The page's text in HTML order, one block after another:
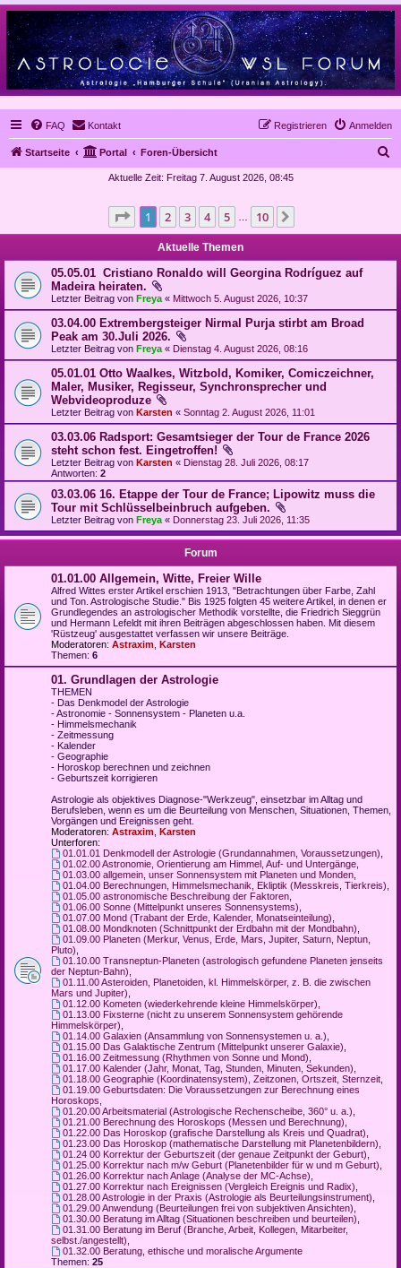
FAQ Kontakt Anmelden
Registrieren
Startseite Portal Foren-Übersicht
e
Aktuelle Zeit: Freitag 7. August 2026, 08:45
Seite 1von 10
1 2 3 4 5 10
Aktuelle Themen
05.05.01 Cristiano Ronaldo will Georgina Rodríguez auf
Madeira heiraten.
Letzter Beitrag von Freya « Mittwoch 5. August 2026, 10:37
03.04.00 Extrembergsteiger Nirmal Purja stirbt am Broad
Peak am 30.Juli 2026.
Letzter Beitrag von Freya « Dienstag 4. August 2026, 08:16
05.01.01 Otto Waalkes, Witzbold, Komiker, Comiczeichner,
Maler, Musiker, Regisseur, Synchronsprecher und
Webvideoproduze
Letzter Beitrag von Karsten « Sonntag 2. August 2026, 11:01
03.03.06 Radsport: Gesamtsieger der Tour de France 2026
steht schon fest. Eingetroffen!
Letzter Beitrag von Karsten « Dienstag 28. Juli 2026, 08:17
Antworten: 2
03.03.06 16. Etappe der Tour de France; Lipowitz muss die
Tour mit Schlüsselbeinbruch aufgeben.
Letzter Beitrag von Freya « Donnerstag 23. Juli 2026, 11:35
Forum
01.01.00 Allgemein, Witte, Freier Wille
Alfred Wittes erster Artikel erschien 1913, "Betrachtungen über Farbe, Zahl
und Ton. Astrologische Studie." Bis 1925 folgten 45 weitere Artikel, in denen er
Grundlegendes an astrologischer Methodik vorstellte, die Friedrich Sieggrün
und Hermann Lefeldt mit ihren Beiträgen abgeschlossen haben. Mit diesem
'Rüstzeug' ausgestattet verfassen wir unsere Beiträge.
Moderatoren: Astraxim Karsten
Themen: 6
01. Grundlagen der Astrologie
THEMEN
- Das Denkmodel der Astrologie
- Astronomie - Sonnensystem - Planeten u.a.
- Himmelsmechanik
- Zeitmessung
- Kalender
- Geographie
- Horoskop berechnen und zeichnen
- Geburtszeit korrigieren
Astrologie als objektives Diagnose-"Werkzeug", einsetzbar im Alltag und
Berufsleben, wenn es um die Beurteilung von Menschen, Situationen, Themen,
Vorgängen und Ereignissen geht.
Moderatoren: Astraxim Karsten
Unterforen:
01.01.01 Denkmodell der Astrologie (Grundannahmen, Voraussetzungen)
01.02.00 Astronomie, Orientierung am Himmel, Auf- und Untergänge,
01.03.00 allgemein, unser Sonnensystem mit Planeten und Monden,
01.04.00 Berechnungen, Himmelsmechanik, Ekliptik (Messkreis, Tierkreis)
01.05.00 astronomische Beschreibung der Faktoren,
01.06.00 Sonne (Mittelpunkt unseres Sonnensystems)
01.07.00 Mond (Trabant der Erde, Kalender, Monatseinteilung)
01.08.00 Mondknoten (Schnittpunkt der Erdbahn mit der Mondbahn)
01.09.00 Planeten (Merkur, Venus, Erde, Mars, Jupiter, Saturn, Neptun,
Pluto)
01.10.00 Transneptun-Planeten (astrologisch gefundene Planeten jenseits
der Neptun-Bahn)
01.11.00 Asteroiden, Planetoiden, kl. Himmelskörper, z. B. die zwischen
Mars und Jupiter)
01.12.00 Kometen (wiederkehrende kleine Himmelskörper)
01.13.00 Fixsterne (nicht zu unserem Sonnensystem gehörende
Himmelskörper)
01.14.00 Galaxien (Ansammlung von Sonnensystemen u. a.)
01.15.00 Das Galaktische Zentrum (Mittelpunkt unserer Galaxie)
01.16.00 Zeitmessung (Rhythmen von Sonne und Mond)
01.17.00 Kalender (Jahr, Monat, Tag, Stunden, Minuten, Sekunden)
01.18.00 Geographie (Koordinatensystem), Zeitzonen, Ortszeit, Sternzeit,
01.19.00 Geburtsdaten: Die Voraussetzungen zur Berechnung eines
Horoskops
01.20.00 Arbeitsmaterial (Astrologische Rechenscheibe, 360° u. a.)
01.21.00 Berechnung des Horoskops (Messen und Berechnung)
01.22.00 Das Horoskop (grafische Darstellung als Kreis und Quadrat)
01.23.00 Das Horoskop (mathematische Darstellung mit Planetenbildern)
01.24 00 Korrektur der Geburtszeit (der genaue Zeitpunkt der Geburt)
01.25.00 Korrektur nach m/w Geburt (Planetenbilder für w und m Geburt)
01.26.00 Korrektur nach Anlage (Analyse der MC-Achse)
01.27.00 Korrektur nach Ereignissen (Vergleich Ereignis und Radix)
01.28.00 Astrologie in der Praxis (Astrologie als Beurteilungsinstrument)
01.29.00 Anwendung (Beurteilungen frei von subjektiven Ansichten)
01.30.00 Beratung im Alltag (Situationen beschreiben und beurteilen)
01.31.00 Beratung im Beruf (Branche, Arbeit, Kollegen, Mitarbeiter,
selbst./angestellt)
01.32.00 Beratung, ethische und moralische Argumente
Themen: 25